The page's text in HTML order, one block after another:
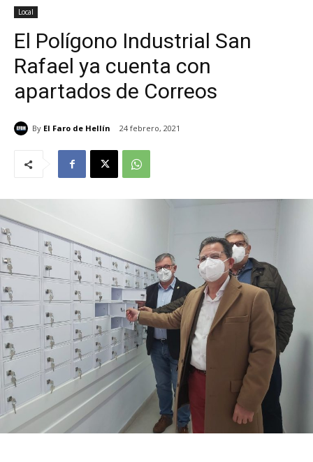
Local
El Polígono Industrial San
Rafael ya cuenta con
apartados de Correos
By El Faro de Hellín 24 febrero, 2021